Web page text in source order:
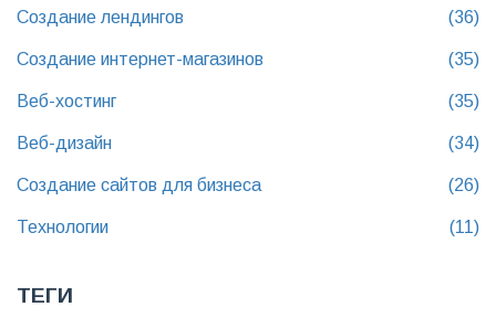
Создание лендингов (36)
Создание интернет-магазинов (35)
Веб-хостинг (35)
Веб-дизайн (34)
Создание сайтов для бизнеса (26)
Технологии (11)
ТЕГИ